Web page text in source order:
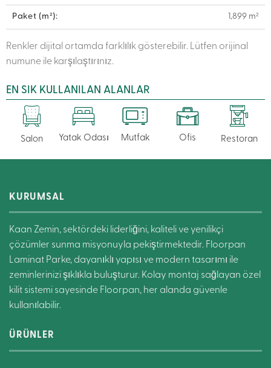
Paket (m²): 1,899 m²
Renkler dijital ortamda farklılık gösterebilir. Lütfen orijinal
numune ile karşılaştırınız.
EN SIK KULLANILAN ALANLAR
Salon Yatak Odası Mutfak Ofis Restoran
KURUMSAL
Kaan Zemin, sektördeki liderliğini, kaliteli ve yenilikçi
çözümler sunma misyonuyla pekiştirmektedir. Floorpan
Laminat Parke, dayanıklı yapısı ve modern tasarımı ile
zeminlerinizi şıklıkla buluşturur. Kolay montaj sağlayan özel
kilit sistemi sayesinde Floorpan, her alanda güvenle
kullanılabilir.
ÜRÜNLER